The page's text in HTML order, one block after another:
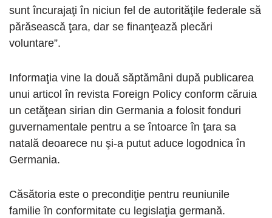
sunt încurajaţi în niciun fel de autorităţile federale să
părăsească ţara, dar se finanţează plecări
voluntare”.
Informaţia vine la două săptămâni după publicarea
unui articol în revista Foreign Policy conform căruia
un cetăţean sirian din Germania a folosit fonduri
guvernamentale pentru a se întoarce în ţara sa
natală deoarece nu şi-a putut aduce logodnica în
Germania.
Căsătoria este o precondiţie pentru reuniunile
familie în conformitate cu legislaţia germană.